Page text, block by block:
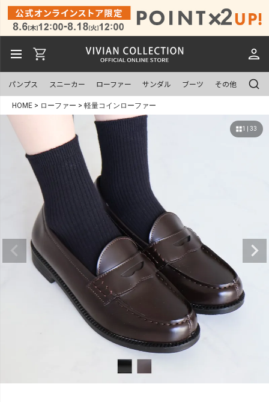
パンプス スニーカー ローファー サンダル ブーツ その他
HOME ローファー 軽量コインローファー
1 | 33